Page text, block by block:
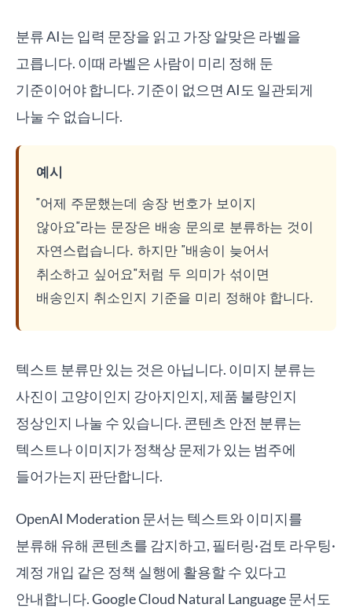
분류 AI는 입력 문장을 읽고 가장 알맞은 라벨을
고릅니다. 이때 라벨은 사람이 미리 정해 둔
기준이어야 합니다. 기준이 없으면 AI도 일관되게
나눌 수 없습니다.
예시
"어제 주문했는데 송장 번호가 보이지
않아요"라는 문장은 배송 문의로 분류하는 것이
자연스럽습니다. 하지만 "배송이 늦어서
취소하고 싶어요"처럼 두 의미가 섞이면
배송인지 취소인지 기준을 미리 정해야 합니다.
텍스트 분류만 있는 것은 아닙니다. 이미지 분류는
사진이 고양이인지 강아지인지, 제품 불량인지
정상인지 나눌 수 있습니다. 콘텐츠 안전 분류는
텍스트나 이미지가 정책상 문제가 있는 범주에
들어가는지 판단합니다.
OpenAI Moderation 문서는 텍스트와 이미지를
분류해 유해 콘텐츠를 감지하고, 필터링·검토 라우팅·
계정 개입 같은 정책 실행에 활용할 수 있다고
안내합니다. Google Cloud Natural Language 문서도